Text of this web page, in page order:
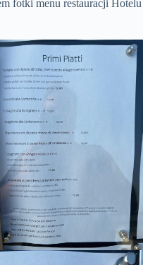
fotki menu restauracji Hotelu